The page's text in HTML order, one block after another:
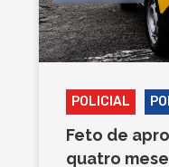
POLICIAL
Feto de
quatro